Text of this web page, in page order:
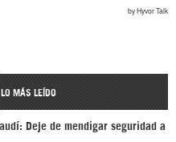
LO MÁS LEÍDO
Deje de mendigar seguridad a